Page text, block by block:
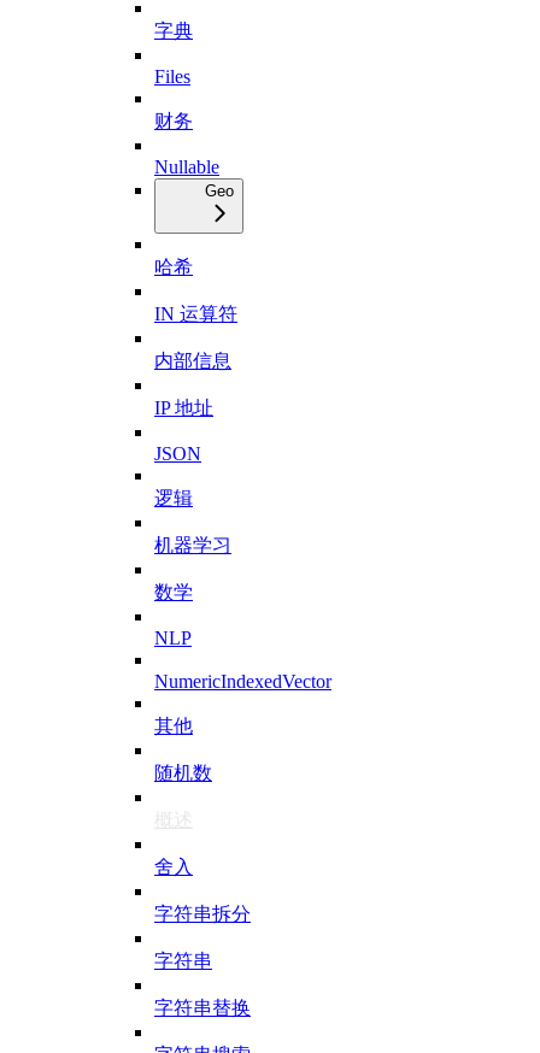
字典
Files
财务
Nullable
Geo
哈希
IN 运算符
内部信息
IP 地址
JSON
逻辑
机器学习
数学
NLP
NumericIndexedVector
其他
随机数
概述
舍入
字符串拆分
字符串
字符串替换